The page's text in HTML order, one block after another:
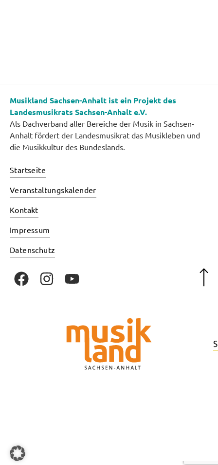
Musikland Sachsen-Anhalt ist ein Projekt des
Landesmusikrats Sachsen-Anhalt e.V.
Als Dachverband aller Bereiche der Musik in Sachsen-
Anhalt fördert der Landesmusikrat das Musikleben und
die Musikkultur des Bundeslands.
Startseite
Veranstaltungskalender
Kontakt
Impressum
Datenschutz